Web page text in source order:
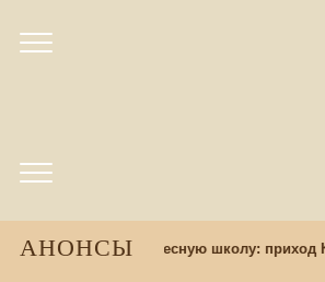
АНОНСЫ
учащихся в воскресную школу: приход